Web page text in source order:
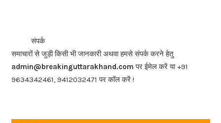
b
o
o
k
संपर्क
समाचारों से जुड़ी किसी भी जानकारी अथवा हमसे संपर्क करने हेतु
admin@breakinguttarakhand.com पर ईमेल करें या +91
9634342461, 9412032471 पर कॉल करें !